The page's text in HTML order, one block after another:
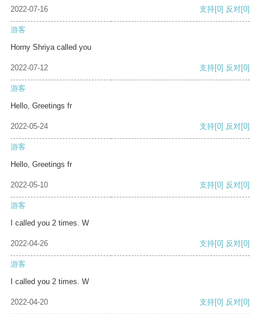
2022-07-16 支持[0] 反对[0]
游客
Horny Shriya called you
2022-07-12 支持[0] 反对[0]
游客
Hello, Greetings fr
2022-05-24 支持[0] 反对[0]
游客
Hello, Greetings fr
2022-05-10 支持[0] 反对[0]
游客
I called you 2 times. W
2022-04-26 支持[0] 反对[0]
游客
I called you 2 times. W
2022-04-20 支持[0] 反对[0]